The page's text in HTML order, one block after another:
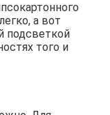
а вот
подсветкой
того и